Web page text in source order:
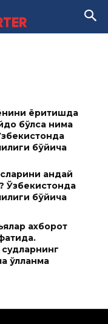
ёритишда
бўлса нима
бўйича
қандай
Ўзбекистонда
бўйича
ахборот
қўлланма